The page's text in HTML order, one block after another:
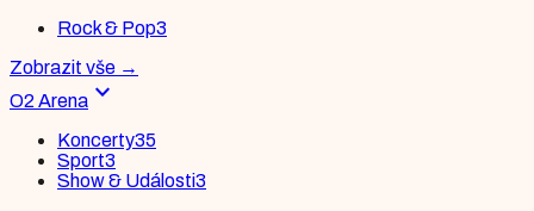
Rock & Pop3
Zobrazit vše →
O2 Arena expand_more
Koncerty35
Sport3
Show & Události3